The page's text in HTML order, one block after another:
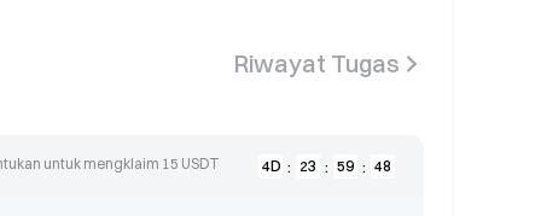
Riwayat Tugas
untuk mengklaim 15 USDT 4D : 23 : 59 : 48